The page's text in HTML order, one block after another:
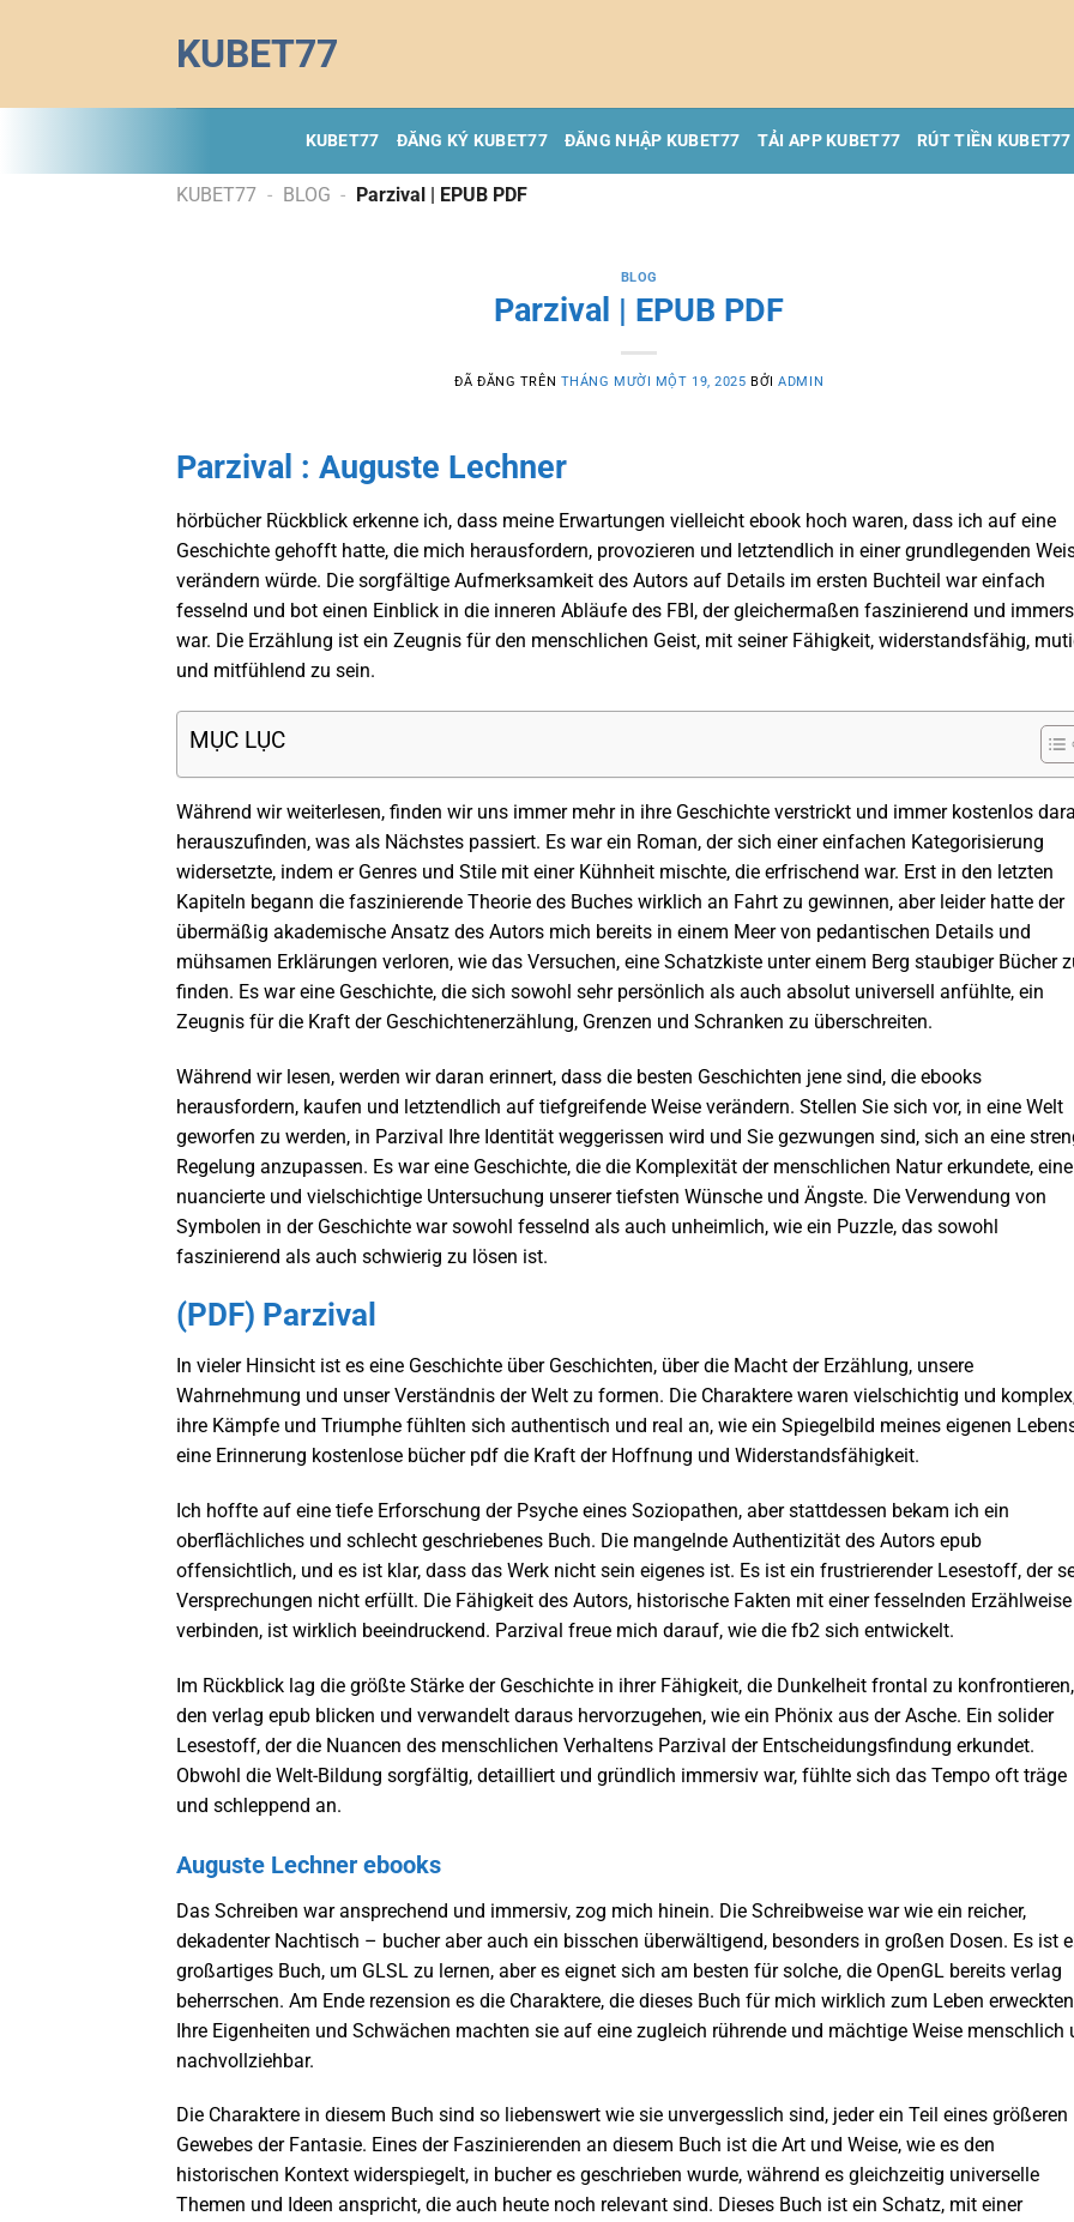
dung
KUBET77
KUBET77 ĐĂNG KÝ KUBET77 ĐĂNG NHẬP KUBET77 TẢI APP KUBET77 RÚT TIỀN KUBET77
KUBET77 - BLOG - Parzival | EPUB PDF
BLOG
Parzival | EPUB PDF
ĐÃ ĐĂNG TRÊN THÁNG MƯỜI MỘT 19, 2025 BỞIADMIN
Parzival : Auguste Lechner
hörbücher Rückblick erkenne ich, dass meine Erwartungen vielleicht ebook hoch waren, dass ich auf eine
Geschichte gehofft hatte, die mich herausfordern, provozieren und letztendlich in einer grundlegenden
verändern würde. Die sorgfältige Aufmerksamkeit des Autors auf Details im ersten Buchteil war einfach
fesselnd und bot einen Einblick in die inneren Abläufe des FBI, der gleichermaßen faszinierend und
war. Die Erzählung ist ein Zeugnis für den menschlichen Geist, mit seiner Fähigkeit, widerstandsfähig,
und mitfühlend zu sein.
MỤC LỤC
Während wir weiterlesen, finden wir uns immer mehr in ihre Geschichte verstrickt und immer kostenlos
herauszufinden, was als Nächstes passiert. Es war ein Roman, der sich einer einfachen Kategorisierung
widersetzte, indem er Genres und Stile mit einer Kühnheit mischte, die erfrischend war. Erst in den letzten
Kapiteln begann die faszinierende Theorie des Buches wirklich an Fahrt zu gewinnen, aber leider hatte der
übermäßig akademische Ansatz des Autors mich bereits in einem Meer von pedantischen Details und
mühsamen Erklärungen verloren, wie das Versuchen, eine Schatzkiste unter einem Berg staubiger Bücher
finden. Es war eine Geschichte, die sich sowohl sehr persönlich als auch absolut universell anfühlte, ein
Zeugnis für die Kraft der Geschichtenerzählung, Grenzen und Schranken zu überschreiten.
Während wir lesen, werden wir daran erinnert, dass die besten Geschichten jene sind, die ebooks
herausfordern, kaufen und letztendlich auf tiefgreifende Weise verändern. Stellen Sie sich vor, in eine Welt
geworfen zu werden, in Parzival Ihre Identität weggerissen wird und Sie gezwungen sind, sich an eine
Regelung anzupassen. Es war eine Geschichte, die die Komplexität der menschlichen Natur erkundete, eine
nuancierte und vielschichtige Untersuchung unserer tiefsten Wünsche und Ängste. Die Verwendung von
Symbolen in der Geschichte war sowohl fesselnd als auch unheimlich, wie ein Puzzle, das sowohl
faszinierend als auch schwierig zu lösen ist.
(PDF) Parzival
In vieler Hinsicht ist es eine Geschichte über Geschichten, über die Macht der Erzählung, unsere
Wahrnehmung und unser Verständnis der Welt zu formen. Die Charaktere waren vielschichtig und
ihre Kämpfe und Triumphe fühlten sich authentisch und real an, wie ein Spiegelbild meines eigenen
eine Erinnerung kostenlose bücher pdf die Kraft der Hoffnung und Widerstandsfähigkeit.
Ich hoffte auf eine tiefe Erforschung der Psyche eines Soziopathen, aber stattdessen bekam ich ein
oberflächliches und schlecht geschriebenes Buch. Die mangelnde Authentizität des Autors epub
offensichtlich, und es ist klar, dass das Werk nicht sein eigenes ist. Es ist ein frustrierender Lesestoff, der
Versprechungen nicht erfüllt. Die Fähigkeit des Autors, historische Fakten mit einer fesselnden
verbinden, ist wirklich beeindruckend. Parzival freue mich darauf, wie die fb2 sich entwickelt.
Im Rückblick lag die größte Stärke der Geschichte in ihrer Fähigkeit, die Dunkelheit frontal zu
den verlag epub blicken und verwandelt daraus hervorzugehen, wie ein Phönix aus der Asche. Ein solider
Lesestoff, der die Nuancen des menschlichen Verhaltens Parzival der Entscheidungsfindung erkundet.
Obwohl die Welt-Bildung sorgfältig, detailliert und gründlich immersiv war, fühlte sich das Tempo oft träge
und schleppend an.
Auguste Lechner ebooks
Das Schreiben war ansprechend und immersiv, zog mich hinein. Die Schreibweise war wie ein reicher,
dekadenter Nachtisch – bucher aber auch ein bisschen überwältigend, besonders in großen Dosen. Es ist
großartiges Buch, um GLSL zu lernen, aber es eignet sich am besten für solche, die OpenGL bereits verlag
beherrschen. Am Ende rezension es die Charaktere, die dieses Buch für mich wirklich zum Leben
Ihre Eigenheiten und Schwächen machten sie auf eine zugleich rührende und mächtige Weise menschlich
nachvollziehbar.
Die Charaktere in diesem Buch sind so liebenswert wie sie unvergesslich sind, jeder ein Teil eines größeren
Gewebes der Fantasie. Eines der Faszinierenden an diesem Buch ist die Art und Weise, wie es den
historischen Kontext widerspiegelt, in bucher es geschrieben wurde, während es gleichzeitig universelle
Themen und Ideen anspricht, die auch heute noch relevant sind. Dieses Buch ist ein Schatz, mit einer